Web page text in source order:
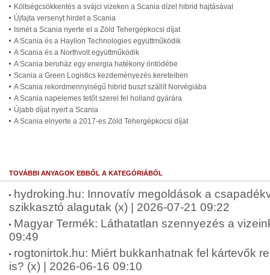
Költségcsökkentés a svájci vizeken a Scania dízel hibrid hajtásával
Újfajta versenyt hirdet a Scania
Ismét a Scania nyerte el a Zöld Tehergépkocsi díjat
A Scania és a Haylion Technologies együttműködik
A Scania és a Northvolt együttműködik
A Scania beruház egy energia hatékony öntödébe
Scania a Green Logistics kezdeményezés kereteiben
A Scania rekordmennyiségű hibrid buszt szállít Norvégiába
A Scania napelemes tetőt szerel fel holland gyárára
Újabb díjat nyert a Scania
A Scania elnyerte a 2017-es Zöld Tehergépkocsi díjat
TOVÁBBI ANYAGOK EBBŐL A KATEGÓRIÁBÓL
hydroking.hu: Innovatív megoldások a
szikkasztó alagutak (x) | 2026-07-21 09:22
Magyar Termék: Láthatatlan szennyezés a
09:49
rogtonirtok.hu: Miért bukkanhatnak fel kártevők
is? (x) | 2026-06-16 09:10